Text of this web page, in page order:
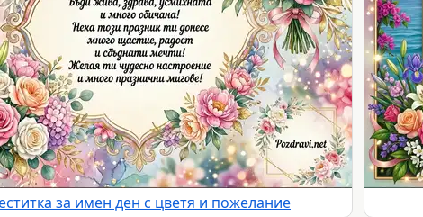
за имен ден с цветя и пожелание